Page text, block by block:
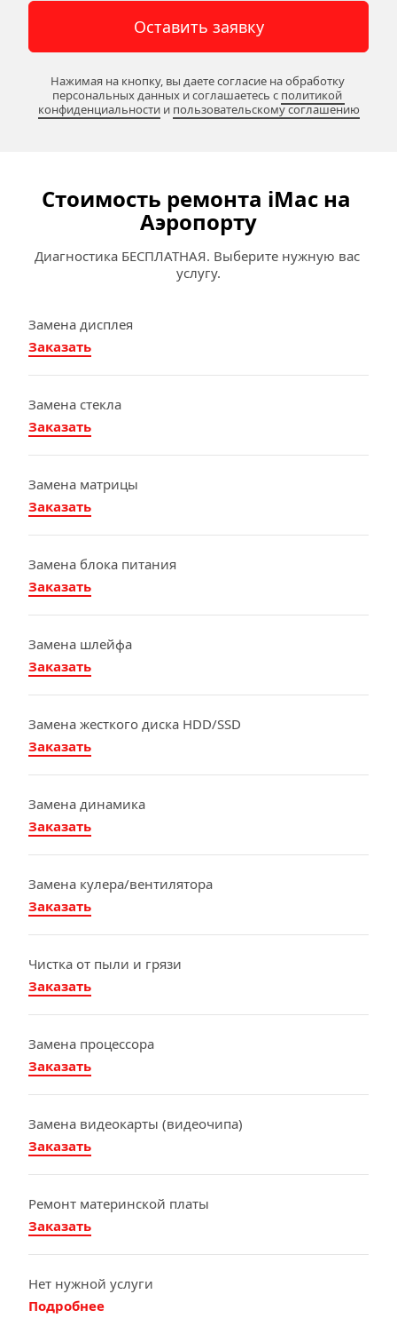
Оставить заявку
Нажимая на кнопку, вы даете согласие на обработку
персональных данных и соглашаетесь c политикой
конфиденциальности и пользовательскому соглашению
Стоимость ремонта iMac на
Аэропорту
Диагностика БЕСПЛАТНАЯ. Выберите нужную вас
услугу.
Замена дисплея
Заказать
Замена стекла
Заказать
Замена матрицы
Заказать
Замена блока питания
Заказать
Замена шлейфа
Заказать
Замена жесткого диска HDD/SSD
Заказать
Замена динамика
Заказать
Замена кулера/вентилятора
Заказать
Чистка от пыли и грязи
Заказать
Замена процессора
Заказать
Замена видеокарты (видеочипа)
Заказать
Ремонт материнской платы
Заказать
Нет нужной услуги
Подробнее